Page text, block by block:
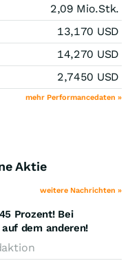
2,09 Mio.Stk.
13,170 USD
14,270 USD
2,7450 USD
mehr Performancedaten »
Aktie
weitere Nachrichten »
Prozent! Bei
dem anderen!